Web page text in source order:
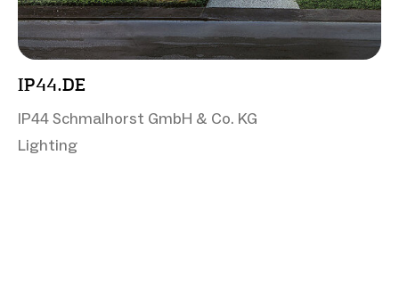
IP44.DE
IP44 Schmalhorst GmbH & Co. KG
Lighting